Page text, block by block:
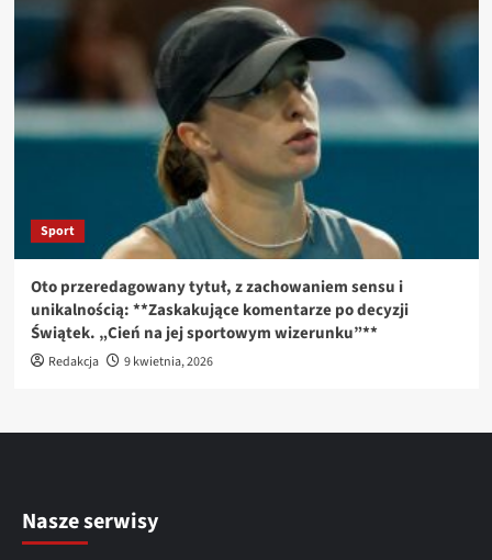
Sport
Oto przeredagowany tytuł, z zachowaniem sensu i
unikalnością: **Zaskakujące komentarze po decyzji
Świątek. „Cień na jej sportowym wizerunku”**
Redakcja 9 kwietnia, 2026
Nasze serwisy